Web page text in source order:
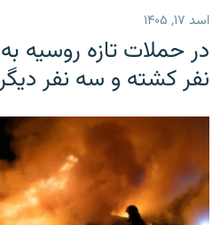
اسد ۱۷, ۱۴۰۵
در حملات تازه روسیه
نفر کشته و سه نفر